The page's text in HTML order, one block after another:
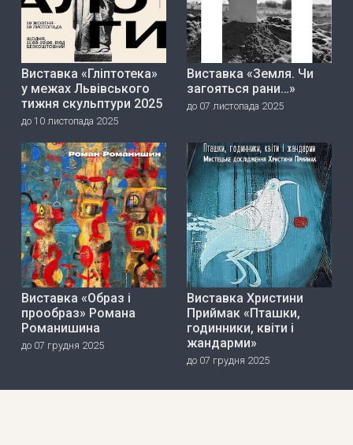
Виставка «Гліптотека»
у межах Львівського
тижня скульптури 2025
до 10 листопада 2025
Виставка «Земля. Чи
загояться рани…»
до 07 листопада 2025
Виставка «Образ і
прообраз» Романа
Романишина
до 07 грудня 2025
Виставка Христини
Приймак «Пташки,
годинники, квіти і
жандарми»
до 07 грудня 2025